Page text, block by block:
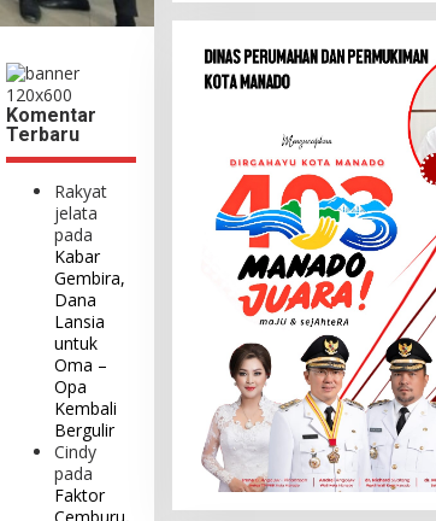
Komentar
Terbaru
Rakyat
jelata
pada
Kabar
Gembira,
Dana
Lansia
untuk
Oma –
Opa
Kembali
Bergulir
Cindy
pada
Faktor